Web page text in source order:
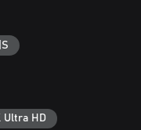
bosses in an ever
cooperative play.
Ultra HD